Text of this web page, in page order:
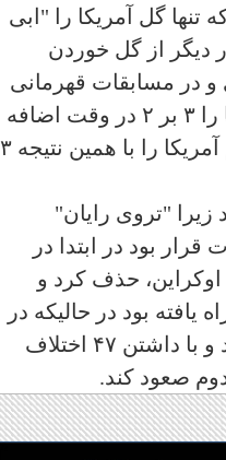
گل آمریکا را "ابی
ثمر رساند و "نیکول هنسلی" دروازه‌بان آمریکا نیز توانست ۱۷ بار دیگر از گل خوردن
و در مسابقات قهرمانی
جهان که به دلیل کرونا تا ماه آگوست عقب رفته بود نیز توانسته بود آمریکا را ۳ بر ۲ در وقت اضافه
شکست دهد؛ بعلاوه در ماه فوریه در پکن و در فینال هاکی زنان المپیک هم آمریکا را با همین نتیجه ۳
زیرا "تروی رایان"
بود در ابتدا در
حذف کرد و
راه یافته بود در حالیکه در
مرحله مقدماتی توانسته بود همین تیم کانادا را با نتیجه ۵ بر ۲ شکست دهد و با داشتن ۴۷ اختلاف